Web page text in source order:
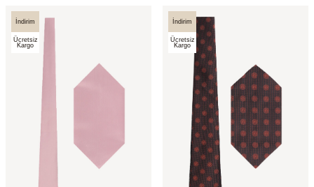
İndirim
Ücretsiz
Kargo
İndirim
Ücretsiz
Kargo